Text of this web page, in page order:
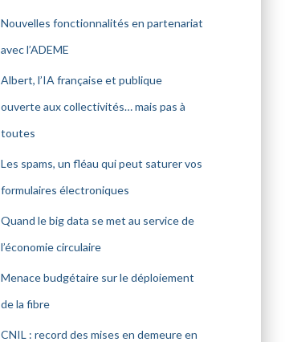
Nouvelles fonctionnalités en partenariat
avec l’ADEME
Albert, l’IA française et publique
ouverte aux collectivités… mais pas à
toutes
Les spams, un fléau qui peut saturer vos
formulaires électroniques
Quand le big data se met au service de
l’économie circulaire
Menace budgétaire sur le déploiement
de la fibre
CNIL : record des mises en demeure en